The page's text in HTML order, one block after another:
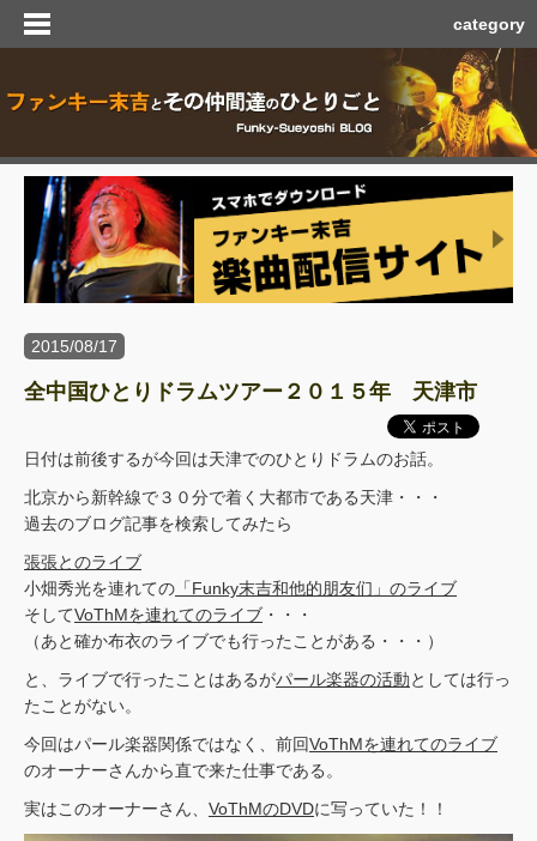
category
2015/08/17
全中国ひとりドラムツアー２０１５年 天津市
日付は前後するが今回は天津でのひとりドラムのお話。
北京から新幹線で３０分で着く大都市である天津・・・
過去のブログ記事を検索してみたら
張張とのライブ
小畑秀光を連れての 「Funky末吉和他的朋友们」のライブ
そしてVoThMを連れてのライブ ・・・
（あと確か布衣のライブでも行ったことがある・・・）
と、ライブで行ったことはあるがパール楽器の活動としては行っ
たことがない。
今回はパール楽器関係ではなく、前回VoThMを連れてのライブ
のオーナーさんから直で来た仕事である。
実はこのオーナーさん、 VoThMのDVDに写っていた！！